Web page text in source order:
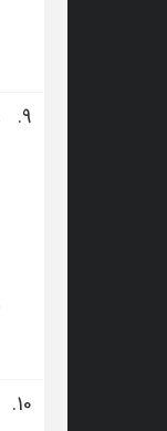
9.
10.